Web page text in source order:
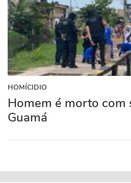
HOMÍCIDIO
Homem é morto com
Guamá